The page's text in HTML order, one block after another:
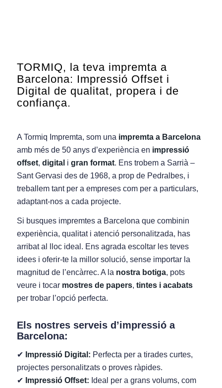
TORMIQ, la teva impremta a
Barcelona: Impressió Offset i
Digital de qualitat, propera i de
confiança.
A Tormiq Impremta, som una impremta a Barcelona
amb més de 50 anys d’experiència en impressió
offset, digital i gran format. Ens trobem a Sarrià –
Sant Gervasi des de 1968, a prop de Pedralbes, i
treballem tant per a empreses com per a particulars,
adaptant-nos a cada projecte.
Si busques impremtes a Barcelona que combinin
experiència, qualitat i atenció personalitzada, has
arribat al lloc ideal. Ens agrada escoltar les teves
idees i oferir-te la millor solució, sense importar la
magnitud de l’encàrrec. A la nostra botiga, pots
veure i tocar mostres de papers, tintes i acabats
per trobar l’opció perfecta.
Els nostres serveis d’impressió a
Barcelona:
✔ Impressió Digital: Perfecta per a tirades curtes,
projectes personalitzats o proves ràpides.
✔ Impressió Offset: Ideal per a grans volums, com